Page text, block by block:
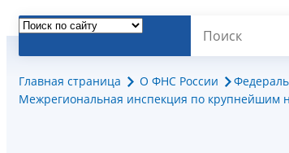
Главная страница О ФНС России
Межрегиональная инспекция по крупнейшим